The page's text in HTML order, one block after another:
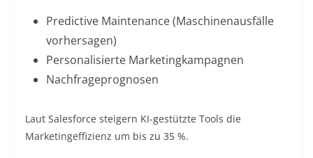
Predictive Maintenance(Maschinenausfälle
vorhersagen)
Personalisierte Marketingkampagnen
Nachfrageprognosen
Laut Salesforce steigern KI-gestützte Tools die
Marketingeffizienz um bis zu 35 %.